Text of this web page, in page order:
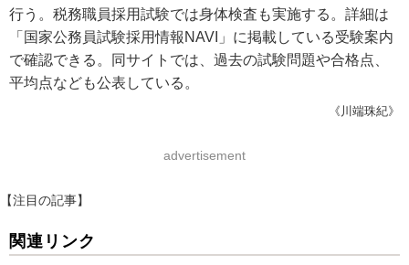
行う。税務職員採用試験では身体検査も実施する。詳細は
「国家公務員試験採用情報NAVI」に掲載している受験案内
で確認できる。同サイトでは、過去の試験問題や合格点、
平均点なども公表している。
《川端珠紀》
advertisement
【注目の記事】
関連リンク